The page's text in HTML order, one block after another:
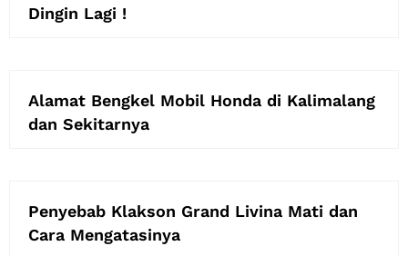
Dingin Lagi !
Alamat Bengkel Mobil Honda di Kalimalang
dan Sekitarnya
Penyebab Klakson Grand Livina Mati dan
Cara Mengatasinya